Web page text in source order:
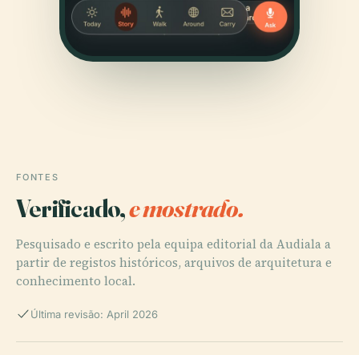
FONTES
Verificado,e mostrado.
Pesquisado e escrito pela equipa editorial da Audiala a
partir de registos históricos, arquivos de arquitetura e
conhecimento local.
Última revisão: April 2026